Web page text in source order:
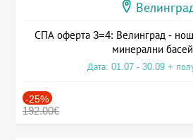
СПА оферта 3=4: Велинград -
минерални
Дата: 01.07 - 30.09 +
-25%
192.00€